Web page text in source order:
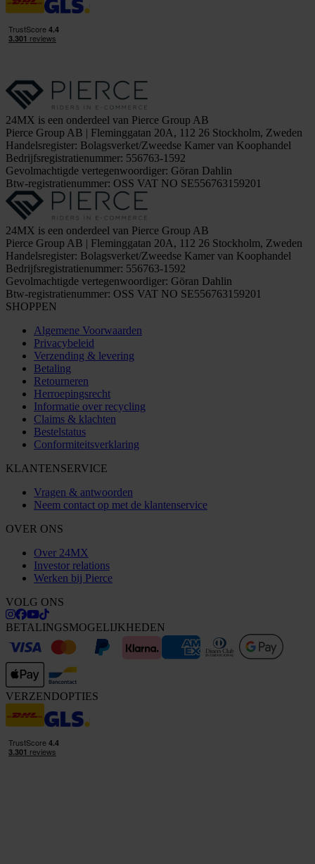
24MX is een onderdeel van Pierce Group AB
Pierce Group AB | Fleminggatan 20A, 112 26 Stockholm, Zweden
Handelsregister: Bolagsverket/Zweedse Kamer van Koophandel
Bedrijfsregistratienummer: 556763-1592
Gevolmachtigde vertegenwoordiger: Göran Dahlin
Btw-registratienummer: OSS VAT NO SE556763159201
24MX is een onderdeel van Pierce Group AB
Pierce Group AB | Fleminggatan 20A, 112 26 Stockholm, Zweden
Handelsregister: Bolagsverket/Zweedse Kamer van Koophandel
Bedrijfsregistratienummer: 556763-1592
Gevolmachtigde vertegenwoordiger: Göran Dahlin
Btw-registratienummer: OSS VAT NO SE556763159201
SHOPPEN
Algemene Voorwaarden
Privacybeleid
Verzending & levering
Betaling
Retourneren
Herroepingsrecht
Informatie over recycling
Claims & klachten
Bestelstatus
Conformiteitsverklaring
KLANTENSERVICE
Vragen & antwoorden
Neem contact op met de klantenservice
OVER ONS
Over 24MX
Investor relations
Werken bij Pierce
VOLG ONS
BETALINGSMOGELIJKHEDEN
VERZENDOPTIES